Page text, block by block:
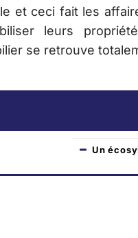
et ceci fait les
leurs
se retrouve
Un